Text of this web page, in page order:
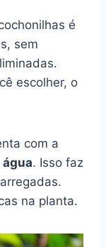
é
sem
escolher, o
com a
. Isso faz
na planta.